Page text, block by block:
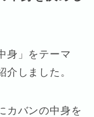
身」をテーマ
しました。
カバンの中身を